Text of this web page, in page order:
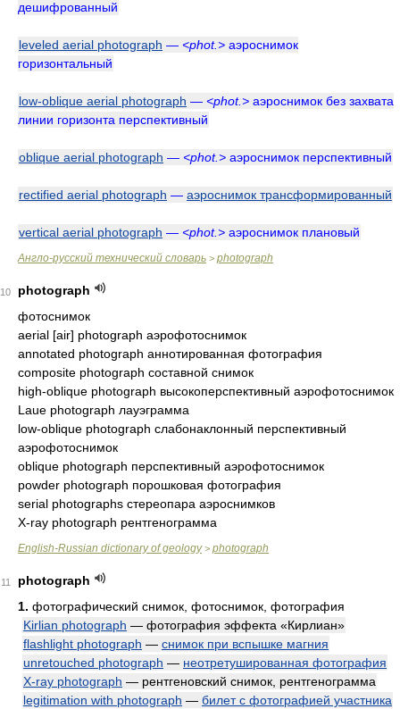
дешифрованный
leveled aerial photograph — <phot.> аэроснимок
горизонтальный
low-oblique aerial photograph — <phot.> аэроснимок без захвата
линии горизонта перспективный
oblique aerial photograph — <phot.> аэроснимок перспективный
rectified aerial photograph — аэроснимок трансформированный
vertical aerial photograph — <phot.> аэроснимок плановый
Англо-русский технический словарь > photograph
10
photograph
фотоснимок
aerial [air] photograph аэрофотоснимок
annotated photograph аннотированная фотография
composite photograph составной снимок
high-oblique photograph высокоперспективный аэрофотоснимок
Laue photograph лауэграмма
low-oblique photograph слабонаклонный перспективный
аэрофотоснимок
oblique photograph перспективный аэрофотоснимок
powder photograph порошковая фотография
serial photographs стереопара аэроснимков
X-ray photograph рентгенограмма
English-Russian dictionary of geology> photograph
11
photograph
1. фотографический снимок, фотоснимок, фотография
Kirlian photograph — фотография эффекта «Кирлиан»
flashlight photograph — снимок при вспышке магния
unretouched photograph — неотретушированная фотография
X-ray photograph — рентгеновский снимок, рентгенограмма
legitimation with photograph — билет с фотографией участника